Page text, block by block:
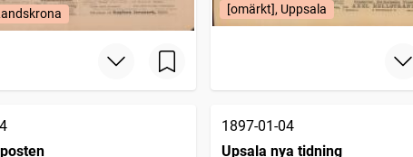
[omärkt], Uppsala
1897-01-04
Upsala nya tidning